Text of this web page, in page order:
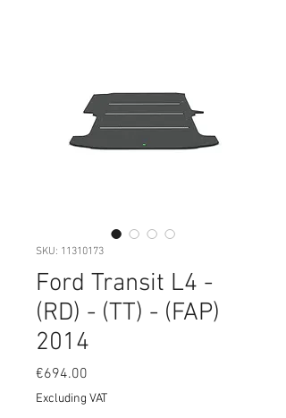
SKU: 11310173
Ford Transit L4 -
(RD) - (TT) - (FAP)
2014
€694.00
Excluding VAT